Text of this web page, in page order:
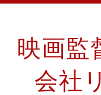
映画監
会社